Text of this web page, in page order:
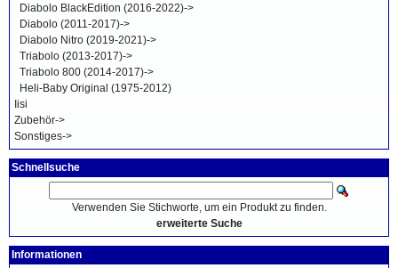
Diabolo BlackEdition (2016-2022)->
Diabolo (2011-2017)->
Diabolo Nitro (2019-2021)->
Triabolo (2013-2017)->
Triabolo 800 (2014-2017)->
Heli-Baby Original (1975-2012)
Iisi
Zubehör->
Sonstiges->
Schnellsuche
Verwenden Sie Stichworte, um ein Produkt zu finden.
erweiterte Suche
Informationen